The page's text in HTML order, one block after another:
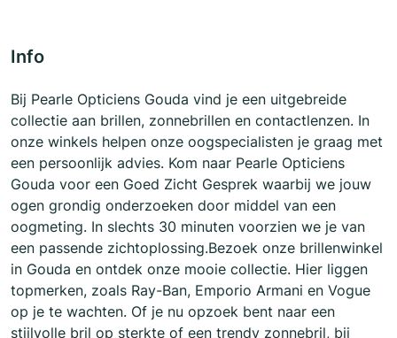
Info
Bij Pearle Opticiens Gouda vind je een uitgebreide
collectie aan brillen, zonnebrillen en contactlenzen. In
onze winkels helpen onze oogspecialisten je graag met
een persoonlijk advies. Kom naar Pearle Opticiens
Gouda voor een Goed Zicht Gesprek waarbij we jouw
ogen grondig onderzoeken door middel van een
oogmeting. In slechts 30 minuten voorzien we je van
een passende zichtoplossing.Bezoek onze brillenwinkel
in Gouda en ontdek onze mooie collectie. Hier liggen
topmerken, zoals Ray-Ban, Emporio Armani en Vogue
op je te wachten. Of je nu opzoek bent naar een
stijlvolle bril op sterkte of een trendy zonnebril, bij